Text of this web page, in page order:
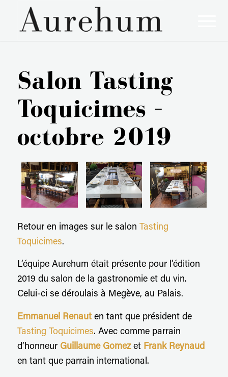
Salon Tasting
Toquicimes –
octobre 2019
Retour en images sur le salon Tasting
Toquicimes.
L’équipe Aurehum était présente pour l’édition
2019 du salon de la gastronomie et du vin.
Celui-ci se déroulais à Megève, au Palais.
Emmanuel Renauten tant que président de
Tasting Toquicimes. Avec comme parrain
d’honneur Guillaume Gomezet Frank Reynaud
en tant que parrain international.